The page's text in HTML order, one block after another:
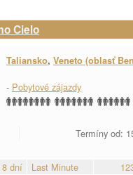
Cielo
Taliansko, Veneto (oblasť
- Pobytové zájazdy
Termíny od:
8 dní Last Minute